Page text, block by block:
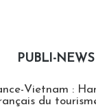
PUBLI-NEWS
Vietnam :
du